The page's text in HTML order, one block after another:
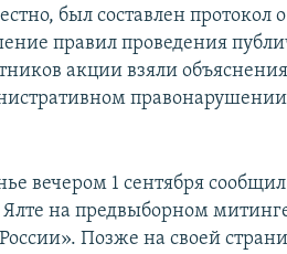
был составлен протокол о
правил проведения
акции взяли
вечером 1 сентября
на предвыборном
Позже на своей